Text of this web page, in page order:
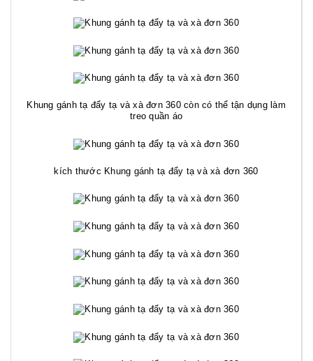
Khung gánh tạ đẩy tạ và xà đơn 360 còn có thể tận dụng làm
treo quần áo
kích thước Khung gánh tạ đẩy tạ và xà đơn 360